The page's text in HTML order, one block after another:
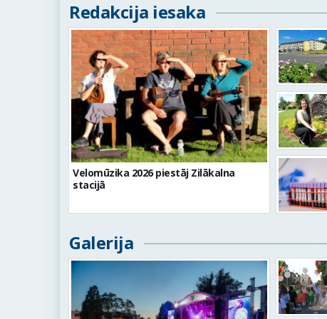
Redakcija iesaka
Velomūzika 2026 piestāj Zilākalna
stacijā
Galerija